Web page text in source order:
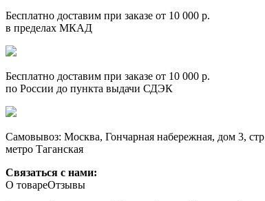
Бесплатно доставим при заказе от 10 000 р.
в пределах МКАД
Бесплатно доставим при заказе от 10 000 р.
по России до пункта выдачи СДЭК
Самовывоз: Москва, Гончарная набережная, дом 3,
метро Таганская
Связаться с нами:
О товареОтзывы